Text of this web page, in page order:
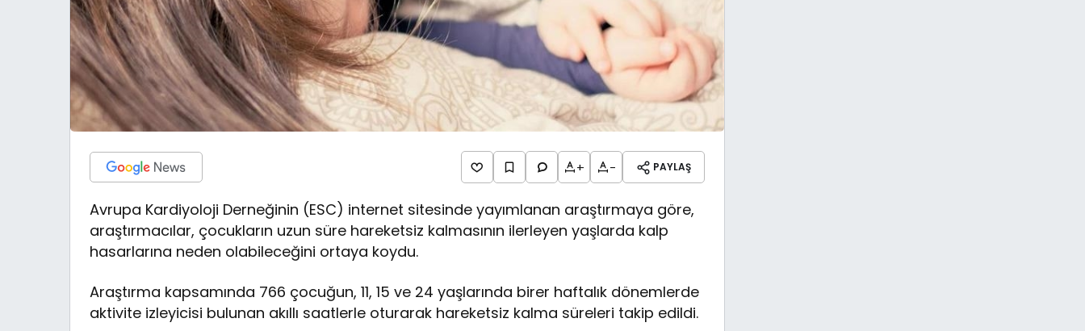
+ - PAYLAŞ
Avrupa Kardiyoloji Derneğinin (ESC) internet sitesinde yayımlanan araştırmaya göre,
araştırmacılar, çocukların uzun süre hareketsiz kalmasının ilerleyen yaşlarda kalp
hasarlarına neden olabileceğini ortaya koydu.
Araştırma kapsamında 766 çocuğun, 11, 15 ve 24 yaşlarında birer haftalık dönemlerde
aktivite izleyicisi bulunan akıllı saatlerle oturarak hareketsiz kalma süreleri takip edildi.